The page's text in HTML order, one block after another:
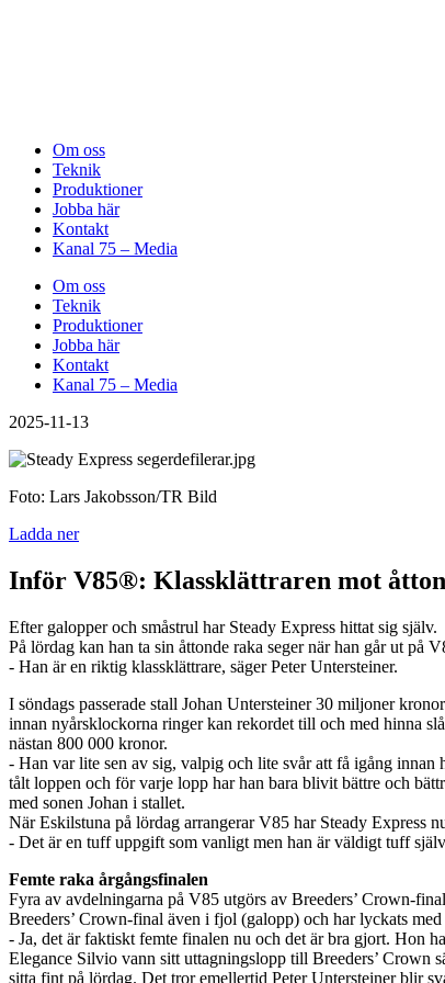
Om oss
Teknik
Produktioner
Jobba här
Kontakt
Kanal 75 – Media
Om oss
Teknik
Produktioner
Jobba här
Kontakt
Kanal 75 – Media
2025-11-13
Foto: Lars Jakobsson/TR Bild
Ladda ner
Inför V85®: Klassklättraren mot
Efter galopper och småstrul har Steady Express hittat sig själv.
På lördag kan han ta sin åttonde raka seger när han går ut på
- Han är en riktig klassklättrare, säger Peter Untersteiner.
I söndags passerade stall Johan Untersteiner 30 miljoner
innan nyårsklockorna ringer kan rekordet till och med hinna
nästan 800 000 kronor.
- Han var lite sen av sig, valpig och lite svår att få igång
tålt loppen och för varje lopp har han bara blivit bättre och
med sonen Johan i stallet.
När Eskilstuna på lördag arrangerar V85 har Steady Express
- Det är en tuff uppgift som vanligt men han är väldigt tuff
Femte raka årgångsfinalen
Fyra av avdelningarna på V85 utgörs av Breeders’ Crown-
Breeders’ Crown-final även i fjol (galopp) och har lyckats
- Ja, det är faktiskt femte finalen nu och det är bra gjort. Hon
Elegance Silvio vann sitt uttagningslopp till Breeders’ Crown
sitta fint på lördag. Det tror emellertid Peter Untersteiner blir